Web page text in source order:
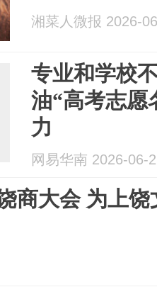
湘菜人微报 2026-
专业和学校
油“高考志愿
力
网易华南 2026-06-
商大会 为上